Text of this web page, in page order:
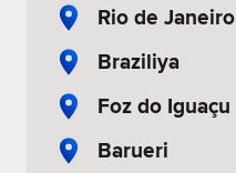
Rio de Janeiro
Braziliya
Foz do Iguaçu
Barueri